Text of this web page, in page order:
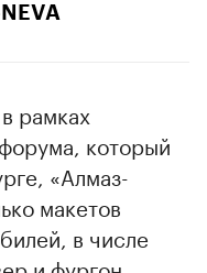
рамках
который
«Алмаз-
макетов
в числе